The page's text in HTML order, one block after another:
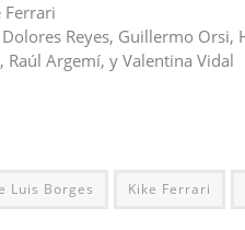
Ferrari
Reyes, Guillermo
Raúl Argemí, y Valentina Vidal
Luis Borges Kike Ferrari